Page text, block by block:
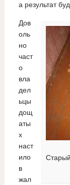
а результат
Дов
оль
но
част
о
вла
дел
ьцы
дощ
аты
х
наст
ило
в
жал